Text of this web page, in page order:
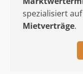
spezialisiert auf
Mietverträge.